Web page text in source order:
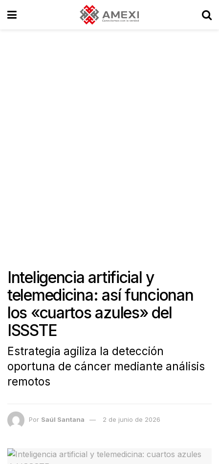
Inteligencia artificial y
telemedicina: así funcionan
los «cuartos azules» del
ISSSTE
Estrategia agiliza la detección
oportuna de cáncer mediante análisis
remotos
Por Saúl Santana 2 de junio de 2026